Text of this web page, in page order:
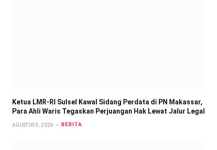
Ketua LMR-RI Sulsel Kawal Sidang Perdata di PN Makassar,
Para Ahli Waris Tegaskan Perjuangan Hak Lewat Jalur Legal
AGUSTUS 5, 2026 BERITA